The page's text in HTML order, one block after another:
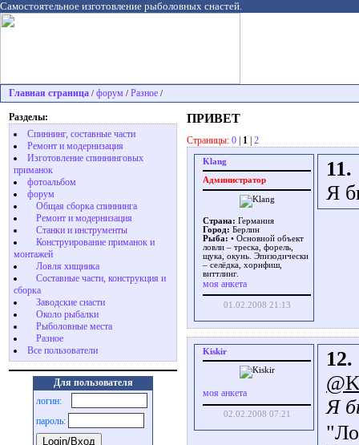
Самостоятельное изготовление рыболовных снастей.
Главная страница / форум / Разное /
Разделы:
Спиннинг, составные части
Ремонт и модернизация
Изготовление спиннинговых
приманок
фотоальбом
форум
Общая сборка спиннинга
Ремонт и модернизация
Станки и инструменты
Конструирование приманок и
монтажей
Ловля хищника
Cоставные части, конструкция и
сборка
Заводские снасти
Около рыбалки
Рыболовные места
Разное
Все пользователи
Для пользователя
логин:
пароль:
ПРИВЕТ
Страницы: 0 | 1 | 2
Klang
Администратор
Страна: Германия
Город: Берлин
Рыба: • Основной объект
ловли – треска, форель,
щука, окунь. Эпизодически
– селёдка, хорнфиш,
виттлинг.
моя анкета
01.02.2008 21:13
11.
Я
Kiskir
моя анкета
02.02.2008 07:21
12.
Я